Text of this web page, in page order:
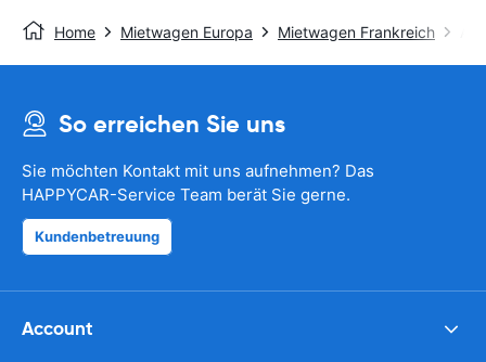
Home Mietwagen Europa Mietwagen Frankreich
So erreichen Sie uns
Sie möchten Kontakt mit uns aufnehmen? Das
HAPPYCAR-Service Team berät Sie gerne.
Kundenbetreuung
Account